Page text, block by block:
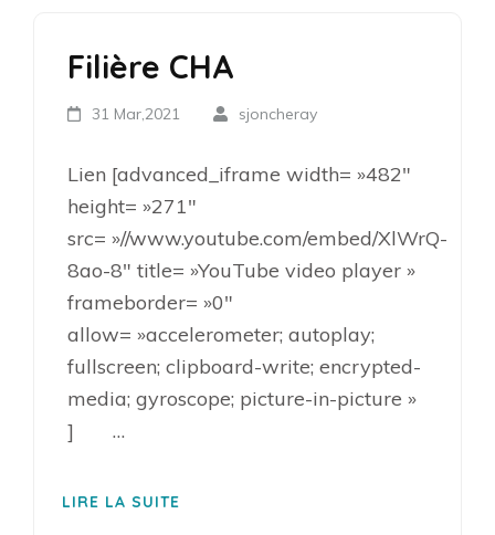
Filière CHA
31 Mar,2021 sjoncheray
Lien [advanced_iframe width= »482″
height= »271″
src= »//www.youtube.com/embed/XlWrQ-
8ao-8″ title= »YouTube video player »
frameborder= »0″
allow= »accelerometer; autoplay;
fullscreen; clipboard-write; encrypted-
media; gyroscope; picture-in-picture »
] …
LIRE LA SUITE